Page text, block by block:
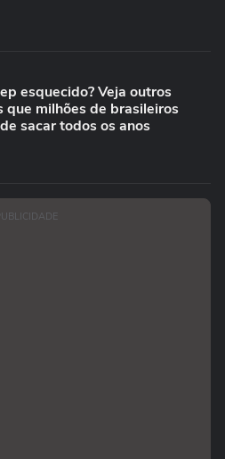
esquecido? Veja outros
que milhões de brasileiros
sacar todos os anos